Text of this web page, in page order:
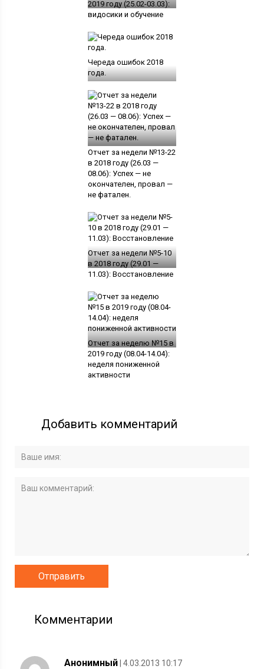
2019 году (25.02-03.03):
видосики и обучение
Череда ошибок 2018
года.
Отчет за недели №13-22
в 2018 году (26.03 —
08.06): Успех — не
окончателен, провал —
не фатален.
Отчет за недели №5-10
в 2018 году (29.01 —
11.03): Восстановление
Отчет за неделю №15 в
2019 году (08.04-14.04):
неделя пониженной
активности
Добавить комментарий
Комментарии
Анонимный | 4.03.2013 10:17